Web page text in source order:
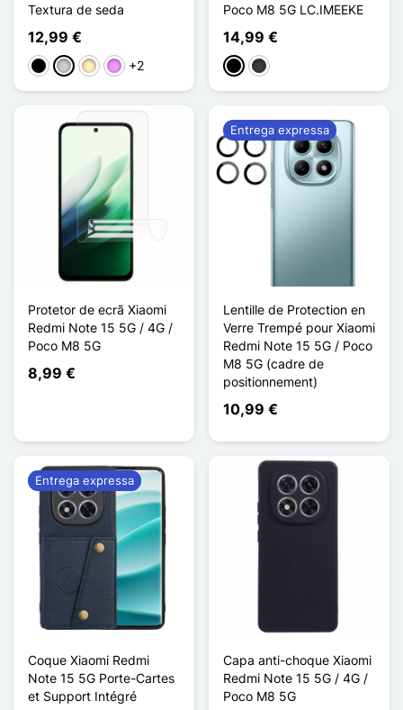
Textura de seda
12,99 €
PretoPrataOuroVioleta ligeira
+2
Poco M8 5G LC.IMEEKE
14,99 €
PretoCinzento escuro
Protetor de ecrã Xiaomi
Redmi Note 15 5G / 4G /
Poco M8 5G
8,99 €
Lentille de Protection en
Verre Trempé pour Xiaomi
Redmi Note 15 5G / Poco
M8 5G (cadre de
positionnement)
10,99 €
Entrega expressa
Coque Xiaomi Redmi
Note 15 5G Porte-Cartes
et Support Intégré
Entrega expressa
Capa anti-choque Xiaomi
Redmi Note 15 5G / 4G /
Poco M8 5G